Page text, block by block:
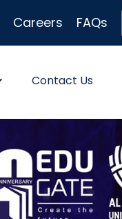
Careers FAQs
Contact Us